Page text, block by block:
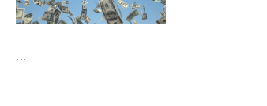
...